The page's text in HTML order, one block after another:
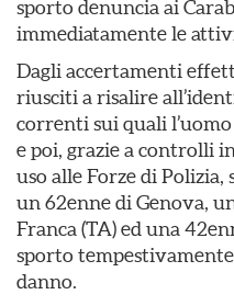
sporto denuncia ai
immediatamente le
Dagli accertamenti
riusciti a risalire
correnti sui quali
e poi, grazie a controlli
uso alle Forze di
un 62enne di Genova,
Franca (TA) ed una
sporto
danno.